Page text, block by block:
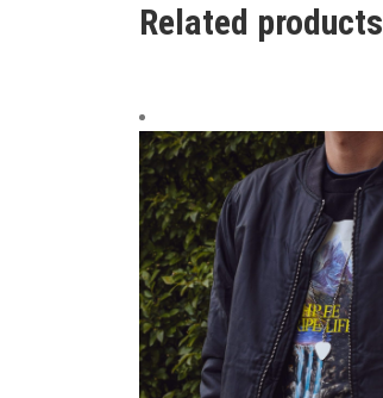
Related products